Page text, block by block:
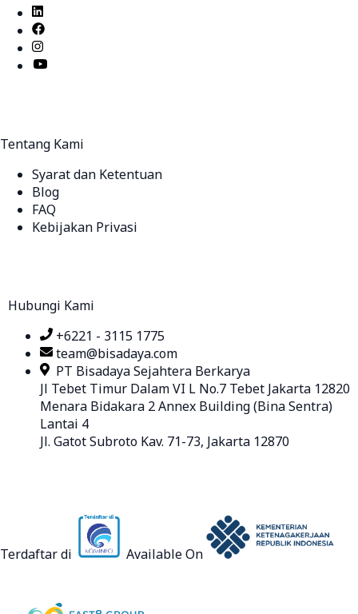
Tentang Kami
Syarat dan Ketentuan
Blog
FAQ
Kebijakan Privasi
Hubungi Kami
+6221 - 3115 1775
team@bisadaya.com
PT Bisadaya Sejahtera Berkarya
Jl Tebet Timur Dalam VI L No.7 Tebet Jakarta 12820
Menara Bidakara 2 Annex Building (Bina Sentra)
Lantai 4
Jl. Gatot Subroto Kav. 71-73, Jakarta 12870
Terdaftar di Available On